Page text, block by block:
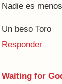
Nadie es
Un beso Toro
Responder
Waiting for